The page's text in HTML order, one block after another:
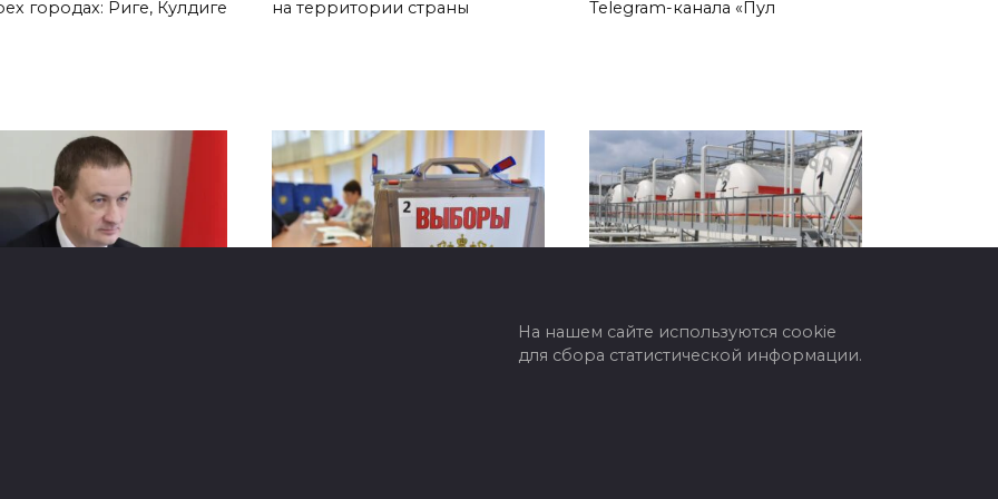
городах: Риге, Кулдиге
на территории страны
Telegram-канала «Пул
В Беларуси обнулили
экспортные пошлины на
На нашем сайте используются cookie
для сбора статистической информации.